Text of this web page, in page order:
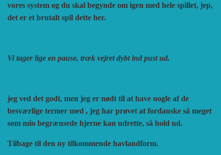
vores system og du skal begynde om igen med hele spillet, jep,
det er et brutalt spil dette her.
Vi tager lige en pause, træk vejret dybt ind pust ud.
jeg ved det godt, men jeg er nødt til at have nogle af de
besværlige termer med , jeg har prøvet at fordanske så meget
som min begrænsede hjerne kan udrette, så hold ud.
Tilbage til den ny tilkommende havlandform.